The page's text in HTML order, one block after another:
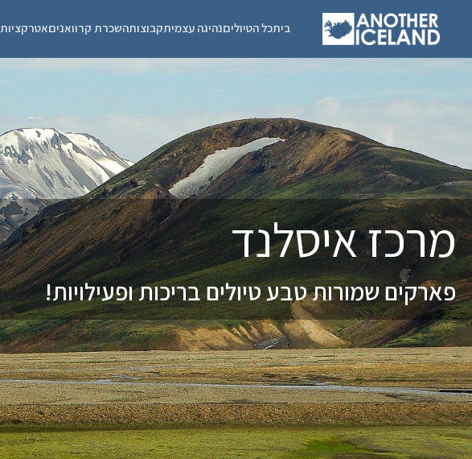
ביתכל הטיוליםנהיגה עצמיתקבוצותהשכרת קרוואניםאטרקציות
מרכז איסלנד
פארקים שמורות טבע טיולים בריכות ופעילויות!